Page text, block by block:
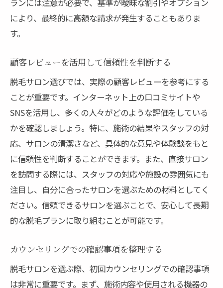
肌の変化に対する対応力
脱毛を検討する際に知っておきたいサロンの特
トレンドに応じたサービスの提供
予約の取りやすさと柔軟性
アフターサービスの充実度
契約内容と解約条件を確認
理想の肌を手に入れるために押さえておくべき
脱毛情報
日常生活での注意事項
効果を高めるための自己ケア
サロン選びの際の参考情報
成功談や失敗談から学ぶ
サロン選びでの最新トレンド
ランには注意が必要で、基準が曖昧な割引やオプション
により、最終的に高額な請求が発生することもありま
す。
顧客レビューを活用して信頼性を判断する
脱毛サロン選びでは、実際の顧客レビューを参考にする
ことが重要です。インターネット上の口コミサイトや
SNSを活用し、多くの人々がどのような評価をしている
かを確認しましょう。特に、施術の結果やスタッフの対
応、サロンの清潔さなど、具体的な意見や体験談をもと
に信頼性を判断することができます。また、直接サロン
を訪問する際には、スタッフの対応や施設の雰囲気にも
注目し、自分に合ったサロンを選ぶための材料としてく
ださい。信頼できるサロンを選ぶことで、安心して長期
的な脱毛プランに取り組むことが可能です。
カウンセリングでの確認事項を整理する
脱毛サロンを選ぶ際、初回カウンセリングでの確認事項
は非常に重要です。まず、施術内容や使用される機器の